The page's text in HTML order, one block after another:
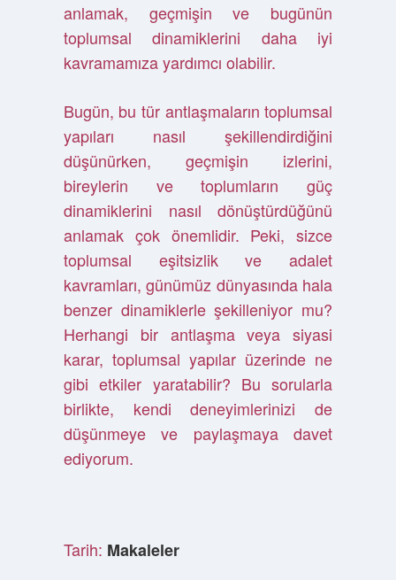
anlamak, geçmişin ve bugünün
toplumsal dinamiklerini daha iyi
kavramamıza yardımcı olabilir.
Bugün, bu tür antlaşmaların toplumsal
yapıları nasıl şekillendirdiğini
düşünürken, geçmişin izlerini,
bireylerin ve toplumların güç
dinamiklerini nasıl dönüştürdüğünü
anlamak çok önemlidir. Peki, sizce
toplumsal eşitsizlik ve adalet
kavramları, günümüz dünyasında hala
benzer dinamiklerle şekilleniyor mu?
Herhangi bir antlaşma veya siyasi
karar, toplumsal yapılar üzerinde ne
gibi etkiler yaratabilir? Bu sorularla
birlikte, kendi deneyimlerinizi de
düşünmeye ve paylaşmaya davet
ediyorum.
Tarih: Makaleler